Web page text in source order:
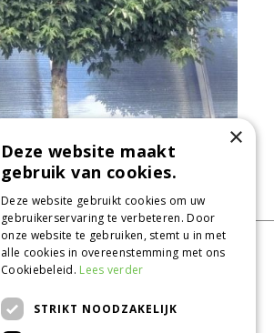
Zilveresdoorn
Acer saccharinum
×
Deze website maakt
gebruik van cookies.
Deze website gebruikt cookies om uw
gebruikerservaring te verbeteren. Door
onze website te gebruiken, stemt u in met
alle cookies in overeenstemming met ons
Cookiebeleid. Lees verder
STRIKT NOODZAKELIJK